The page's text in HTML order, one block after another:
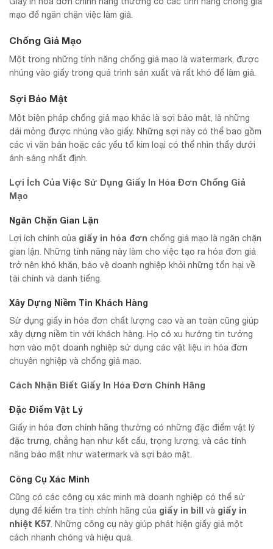
mạo để ngăn chặn việc làm giả.
Chống Giả Mạo
Một trong những tính năng chống giả mạo là watermark, được
nhúng vào giấy trong quá trình sản xuất và rất khó để làm giả.
Sợi Bảo Mật
Một biện pháp chống giả mạo khác là sợi bảo mật, là những
dải mỏng được nhúng vào giấy. Những sợi này có thể bao gồm
các vi văn bản hoặc các yếu tố kim loại có thể nhìn thấy dưới
ánh sáng nhất định.
Lợi Ích Của Việc Sử Dụng Giấy In Hóa Đơn Chống Giả
Mạo
Ngăn Chặn Gian Lận
Lợi ích chính của giấy in hóa đơn chống giả mạo là ngăn chặn
gian lận. Những tính năng này làm cho việc tạo ra hóa đơn giả
trở nên khó khăn, bảo vệ doanh nghiệp khỏi những tổn hại về
tài chính và danh tiếng.
Xây Dựng Niềm Tin Khách Hàng
Sử dụng giấy in hóa đơn chất lượng cao và an toàn cũng giúp
xây dựng niềm tin với khách hàng. Họ có xu hướng tin tưởng
hơn vào một doanh nghiệp sử dụng các vật liệu in hóa đơn
chuyên nghiệp và chống giả mạo.
Cách Nhận Biết Giấy In Hóa Đơn Chính Hãng
Đặc Điểm Vật Lý
Giấy in hóa đơn chính hãng thường có những đặc điểm vật lý
đặc trưng, chẳng hạn như kết cấu, trọng lượng, và các tính
năng bảo mật như watermark và sợi bảo mật.
Công Cụ Xác Minh
Cũng có các công cụ xác minh mà doanh nghiệp có thể sử
dụng để kiểm tra tính chính hãng của giấy in bill và giấy in
nhiệt K57 . Những công cụ này giúp phát hiện giấy giả một
cách nhanh chóng và hiệu quả.